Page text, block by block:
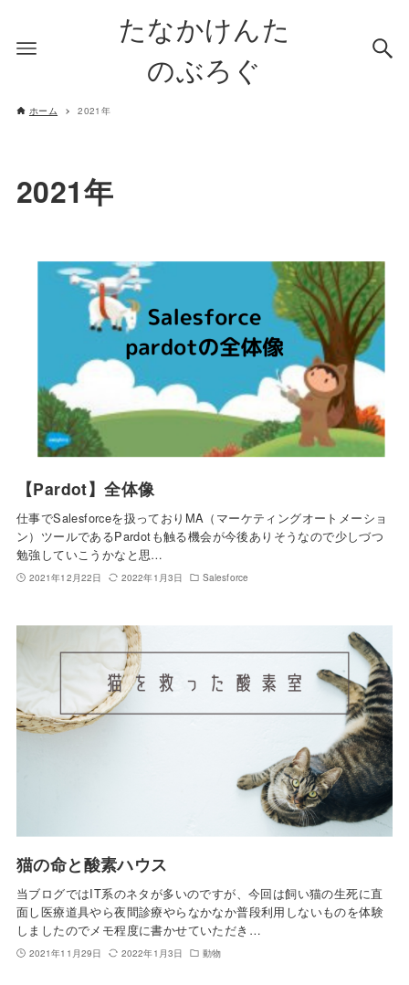
たなかけんた
のぶろぐ
ホーム 2021年
2021年
【Pardot】全体像
仕事でSalesforceを扱っておりMA（マーケティングオートメーショ
ン）ツールであるPardotも触る機会が今後ありそうなので少しづつ
勉強していこうかなと思…
2021年12月22日 2022年1月3日 Salesforce
猫の命と酸素ハウス
当ブログではIT系のネタが多いのですが、今回は飼い猫の生死に直
面し医療道具やら夜間診療やらなかなか普段利用しないものを体験
しましたのでメモ程度に書かせていただき…
2021年11月29日 2022年1月3日 動物